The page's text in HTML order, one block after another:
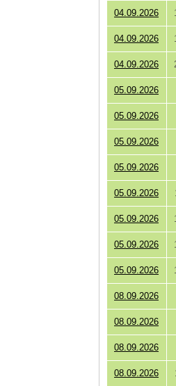
04.09.2026
04.09.2026
04.09.2026
05.09.2026
05.09.2026
05.09.2026
05.09.2026
05.09.2026
05.09.2026
05.09.2026
05.09.2026
08.09.2026
08.09.2026
08.09.2026
08.09.2026